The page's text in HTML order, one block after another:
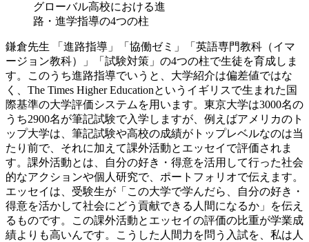
グローバル高校における進
路・進学指導の4つの柱
鎌倉先生 「進路指導」「協働ゼミ」「英語専門教科（イマ
ージョン教科）」「試験対策」の4つの柱で生徒を育成しま
す。このうち進路指導でいうと、大学紹介は偏差値ではな
く、The Times Higher Educationというイギリスで生まれた国
際基準の大学評価システムを用います。東京大学は3000名の
うち2900名が筆記試験で入学しますが、例えばアメリカのト
ップ大学は、筆記試験や高校の成績がトップレベルなのは当
たり前で、それに加えて課外活動とエッセイで評価されま
す。課外活動とは、自分の好き・得意を活用して行った社会
的なアクションや個人研究で、ポートフォリオで伝えます。
エッセイは、受験生が「この大学で学んだら、自分の好き・
得意を活かして社会にどう貢献できる人間になるか」を伝え
るものです。この課外活動とエッセイの評価の比重が学業成
績よりも高いんです。こうした人間力を問う入試を、私は人